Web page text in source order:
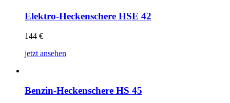
Elektro-Heckenschere HSE 42
144 €
jetzt ansehen
Benzin-Heckenschere HS 45